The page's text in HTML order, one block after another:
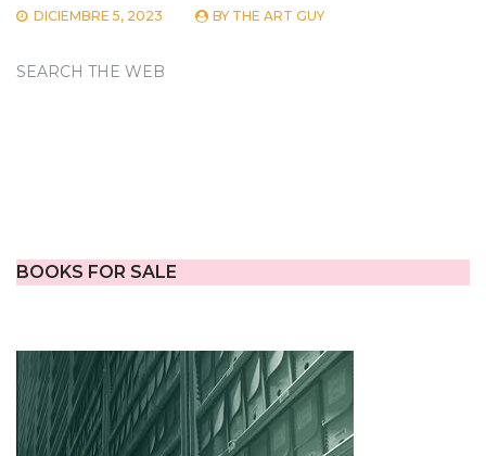
DICIEMBRE 5, 2023 BY THE ART GUY
SEARCH THE WEB
BOOKS FOR SALE